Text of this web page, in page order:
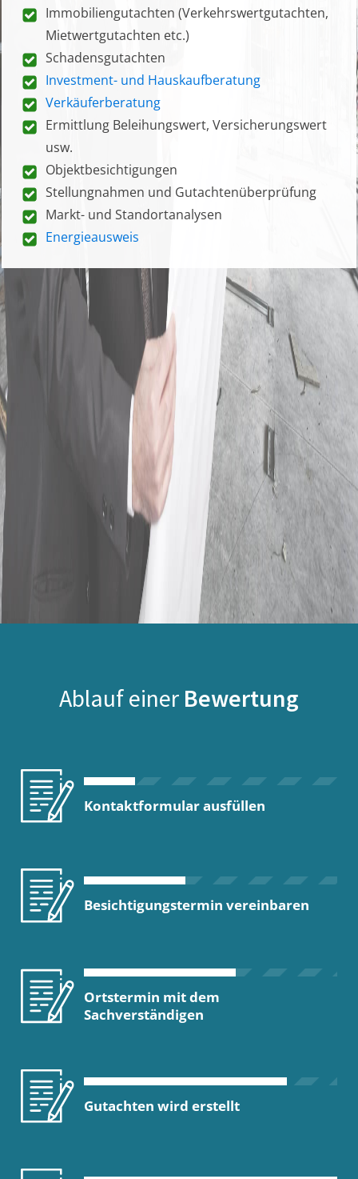
Immobiliengutachten (Verkehrswertgutachten,
Mietwertgutachten etc.)
Schadensgutachten
Investment- und Hauskaufberatung
Verkäuferberatung
Ermittlung Beleihungswert, Versicherungswert
usw.
Objektbesichtigungen
Stellungnahmen und Gutachtenüberprüfung
Markt- und Standortanalysen
Energieausweis
Ablauf einer Bewertung
Kontaktformular ausfüllen
Besichtigungstermin vereinbaren
Ortstermin mit dem
Sachverständigen
Gutachten wird erstellt